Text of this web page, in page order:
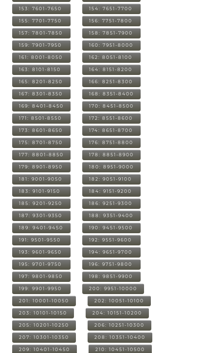
153: 7601-7650 154: 7651-7700
155: 7701-7750 156: 7751-7800
157: 7801-7850 158: 7851-7900
159: 7901-7950 160: 7951-8000
161: 8001-8050 162: 8051-8100
163: 8101-8150 164: 8151-8200
165: 8201-8250 166: 8251-8300
167: 8301-8350 168: 8351-8400
169: 8401-8450 170: 8451-8500
171: 8501-8550 172: 8551-8600
173: 8601-8650 174: 8651-8700
175: 8701-8750 176: 8751-8800
177: 8801-8850 178: 8851-8900
179: 8901-8950 180: 8951-9000
181: 9001-9050 182: 9051-9100
183: 9101-9150 184: 9151-9200
185: 9201-9250 186: 9251-9300
187: 9301-9350 188: 9351-9400
189: 9401-9450 190: 9451-9500
191: 9501-9550 192: 9551-9600
193: 9601-9650 194: 9651-9700
195: 9701-9750 196: 9751-9800
197: 9801-9850 198: 9851-9900
199: 9901-9950 200: 9951-10000
201: 10001-10050 202: 10051-10100
203: 10101-10150 204: 10151-10200
205: 10201-10250 206: 10251-10300
207: 10301-10350 208: 10351-10400
209: 10401-10450 210: 10451-10500